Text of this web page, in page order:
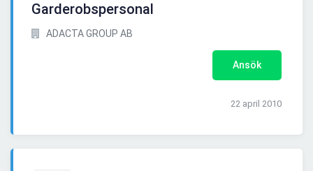
Garderobspersonal
ADACTA GROUP AB
Ansök
22 april 2010